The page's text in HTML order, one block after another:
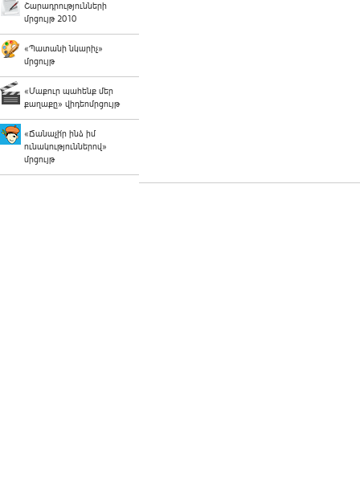
Շարադրությունների
մրցույթ 2010
«Պատանի նկարիչ»
մրցույթ
«Մաքուր պահենք մեր
քաղաքը» վիդեոմրցույթ
«Ճանաչի՛ր ինձ իմ
ունակություններով»
մրցույթ